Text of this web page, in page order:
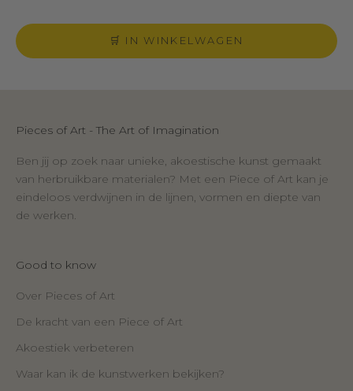
🛒 IN WINKELWAGEN
Pieces of Art - The Art of Imagination
Ben jij op zoek naar unieke, akoestische kunst gemaakt
van herbruikbare materialen? Met een Piece of Art kan je
eindeloos verdwijnen in de lijnen, vormen en diepte van
de werken.
Good to know
Over Pieces of Art
De kracht van een Piece of Art
Akoestiek verbeteren
Waar kan ik de kunstwerken bekijken?